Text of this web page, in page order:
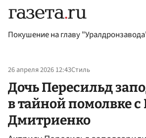
Покушение на главу
26 апреля 2026 12:43Стиль
Дочь Пересильд
в тайной помолвке с
Дмитриенко